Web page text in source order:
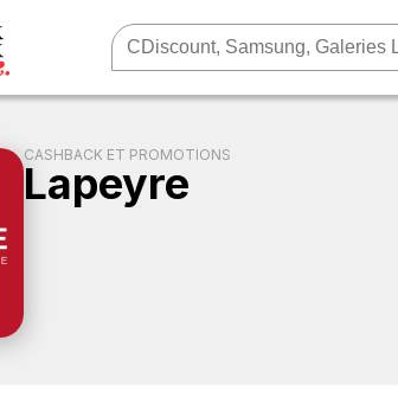
CASHBACK ET PROMOTIONS
Lapeyre